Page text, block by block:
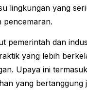
lingkungan yang
pencemaran.
pemerintah dan
yang lebih
Upaya ini
yang bertanggung